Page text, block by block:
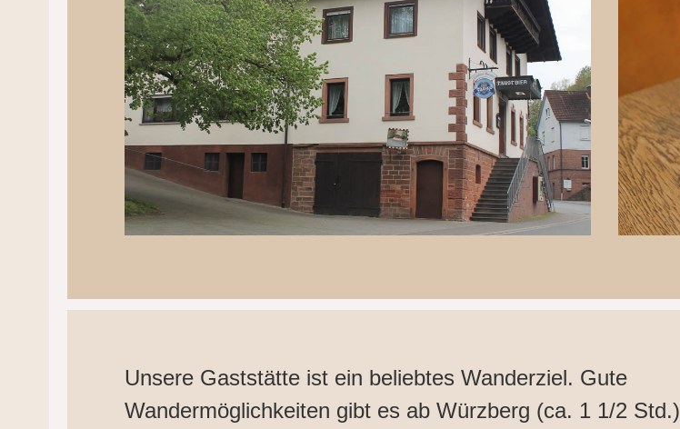
Unsere Gaststätte ist ein beliebtes Wanderziel. Gute
Wandermöglichkeiten gibt es ab Würzberg (ca. 1 1/2 Std.)